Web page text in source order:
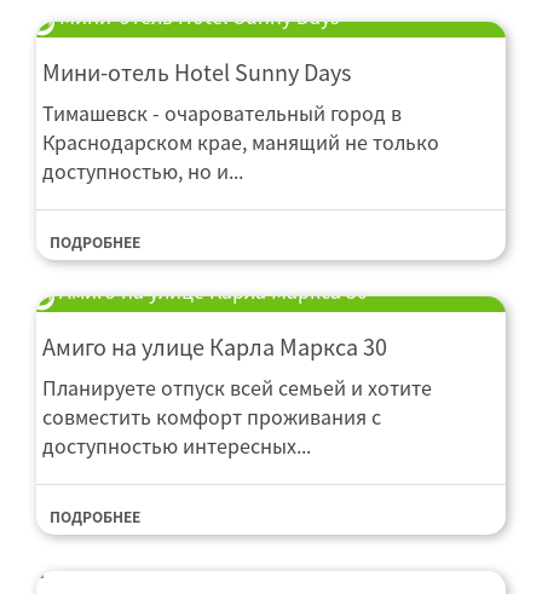
Мини-отель Hotel Sunny Days
Мини-отель Hotel Sunny Days
Тимашевск - очаровательный город в
Краснодарском крае, манящий не только
доступностью, но и...
ПОДРОБНЕЕ
Амиго на улице Карла Маркса 30
Амиго на улице Карла Маркса 30
Планируете отпуск всей семьей и хотите
совместить комфорт проживания с
доступностью интересных...
ПОДРОБНЕЕ